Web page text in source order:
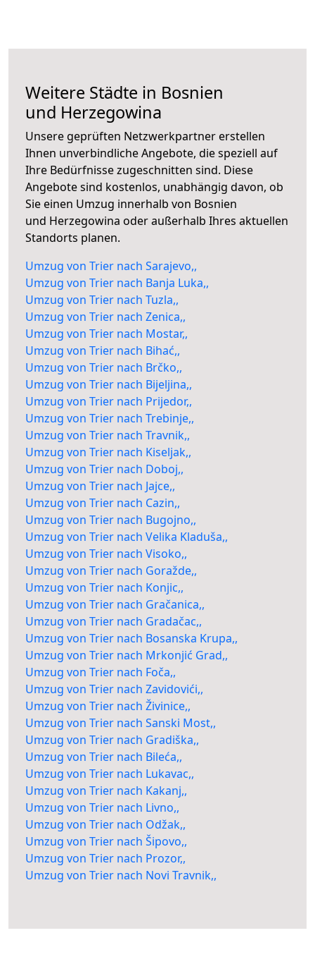
Weitere Städte in Bosnien
und Herzegowina
Unsere geprüften Netzwerkpartner erstellen
Ihnen unverbindliche Angebote, die speziell auf
Ihre Bedürfnisse zugeschnitten sind. Diese
Angebote sind kostenlos, unabhängig davon, ob
Sie einen Umzug innerhalb von Bosnien
und Herzegowina oder außerhalb Ihres aktuellen
Standorts planen.
Umzug von Trier nach Sarajevo,,
Umzug von Trier nach Banja Luka,,
Umzug von Trier nach Tuzla,,
Umzug von Trier nach Zenica,,
Umzug von Trier nach Mostar,,
Umzug von Trier nach Bihać,,
Umzug von Trier nach Brčko,,
Umzug von Trier nach Bijeljina,,
Umzug von Trier nach Prijedor,,
Umzug von Trier nach Trebinje,,
Umzug von Trier nach Travnik,,
Umzug von Trier nach Kiseljak,,
Umzug von Trier nach Doboj,,
Umzug von Trier nach Jajce,,
Umzug von Trier nach Cazin,,
Umzug von Trier nach Bugojno,,
Umzug von Trier nach Velika Kladuša,,
Umzug von Trier nach Visoko,,
Umzug von Trier nach Goražde,,
Umzug von Trier nach Konjic,,
Umzug von Trier nach Gračanica,,
Umzug von Trier nach Gradačac,,
Umzug von Trier nach Bosanska Krupa,,
Umzug von Trier nach Mrkonjić Grad,,
Umzug von Trier nach Foča,,
Umzug von Trier nach Zavidovići,,
Umzug von Trier nach Živinice,,
Umzug von Trier nach Sanski Most,,
Umzug von Trier nach Gradiška,,
Umzug von Trier nach Bileća,,
Umzug von Trier nach Lukavac,,
Umzug von Trier nach Kakanj,,
Umzug von Trier nach Livno,,
Umzug von Trier nach Odžak,,
Umzug von Trier nach Šipovo,,
Umzug von Trier nach Prozor,,
Umzug von Trier nach Novi Travnik,,